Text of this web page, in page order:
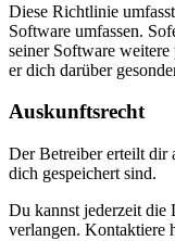
Diese Richtlinie
Software umfassen.
seiner Software
er dich darüber
Auskunftsrecht
Der Betreiber erteilt dir
dich gespeichert sind.
Du kannst jederzeit die
verlangen. Kontaktiere